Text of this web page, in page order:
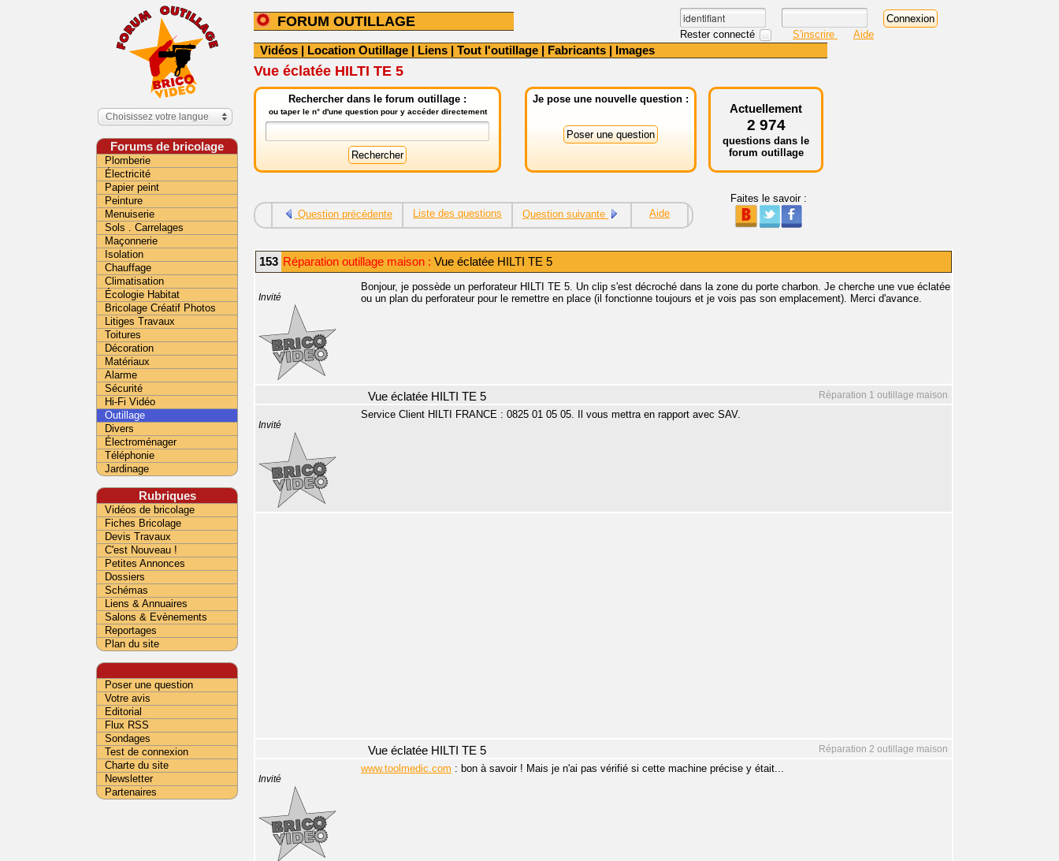
FORUM OUTILLAGE
Rester connecté S'inscrire Aide
Vidéos | Location Outillage | Liens | Tout l'outillage | Fabricants | Images
Vue éclatée HILTI TE 5
Rechercher dans le forum outillage :
ou taper le n° d'une question pour y accéder directement
Je pose une nouvelle question :
Actuellement
2 974
questions dans le
forum outillage
Question précédente Liste des questions Question suivante Aide
Faites le savoir :
153 Réparation outillage maison : Vue éclatée HILTI TE 5
Invité
Bonjour, je possède un perforateur HILTI TE 5. Un clip s'est décroché dans la zone du porte charbon. Je cherche une vue éclatée
ou un plan du perforateur pour le remettre en place (il fonctionne toujours et je vois pas son emplacement). Merci d'avance.
Réparation 1 outillage maison
Vue éclatée HILTI TE 5
Invité
Service Client HILTI FRANCE : 0825 01 05 05. Il vous mettra en rapport avec SAV.
Réparation 2 outillage maison
Vue éclatée HILTI TE 5
Invité
www.toolmedic.com : bon à savoir ! Mais je n'ai pas vérifié si cette machine précise y était...
Choisissez votre langue
Forums de bricolage
Plomberie
Électricité
Papier peint
Peinture
Menuiserie
Sols . Carrelages
Maçonnerie
Isolation
Chauffage
Climatisation
Écologie Habitat
Bricolage Créatif Photos
Litiges Travaux
Toitures
Décoration
Matériaux
Alarme
Sécurité
Hi-Fi Vidéo
Outillage
Divers
Électroménager
Téléphonie
Jardinage
Rubriques
Vidéos de bricolage
Fiches Bricolage
Devis Travaux
C'est Nouveau !
Petites Annonces
Dossiers
Schémas
Liens & Annuaires
Salons & Evènements
Reportages
Plan du site
Poser une question
Votre avis
Editorial
Flux RSS
Sondages
Test de connexion
Charte du site
Newsletter
Partenaires